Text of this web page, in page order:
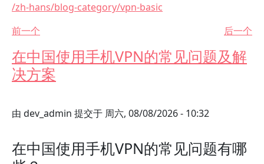
/zh-hans/blog-category/vpn-basic
前一个
后一个
在中国使用手机VPN的常见问题及解
决方案
由 dev_admin 提交于 周六, 08/08/2026 - 10:32
在中国使用手机VPN的常见问题有哪